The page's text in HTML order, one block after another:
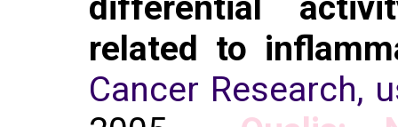
differential
related to
Cancer Research,